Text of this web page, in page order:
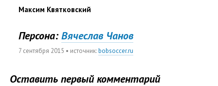
Максим Квятковский
Персона: Вячеслав Чанов
7 сентября 2015 • источник:bobsoccer.ru
Оставить первый комментарий